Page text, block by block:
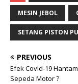
MESIN JEBOL
SETANG PISTON
PREVIOUS
Efek Covid-19
Sepeda Motor ?